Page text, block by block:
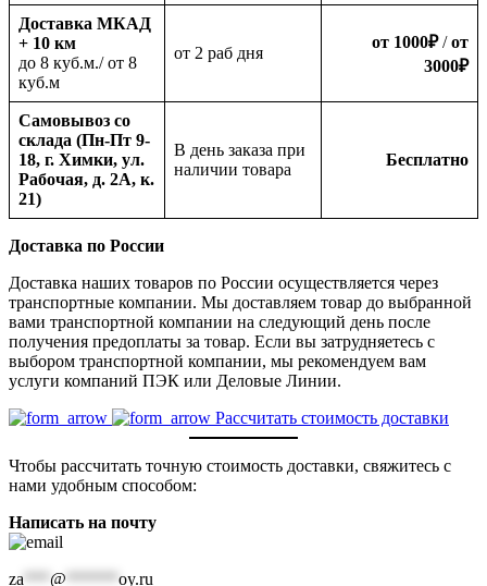
Доставка МКАД
+ 10 км
до 8 куб.м./ от 8
куб.м
oт 2 раб дня
от 1000₽/от
3000₽
Самовывоз со
склада (Пн-Пт 9-
18, г. Химки, ул.
Рабочая, д. 2А, к.
21)
В день заказа при
наличии товара
Бесплатно
Доставка по России
Доставка наших товаров по России осуществляется через
транспортные компании. Мы доставляем товар до выбранной
вами транспортной компании на следующий день после
получения предоплаты за товар. Если вы затрудняетесь с
выбором транспортной компании, мы рекомендуем вам
услуги компаний ПЭК или Деловые Линии.
Рассчитать стоимость доставки
Чтобы рассчитать точную стоимость доставки, свяжитесь с
нами удобным способом:
Написать на почту
za @
oy.ru